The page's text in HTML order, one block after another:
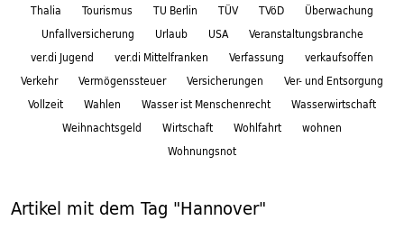
Thalia
Tourismus TU Berlin TÜV TVöD
Überwachung
Unfallversicherung
Urlaub USA
Veranstaltungsbranche
ver.di Jugend
ver.di Mittelfranken Verfassung
verkaufsoffen
Verkehr
Vermögenssteuer Versicherungen
Ver- und Entsorgung
Vollzeit
Wahlen Wasser ist Menschenrecht
Wasserwirtschaft
Weihnachtsgeld
Wirtschaft Wohlfahrt
wohnen
Wohnungsnot
Artikel mit dem Tag "Hannover"